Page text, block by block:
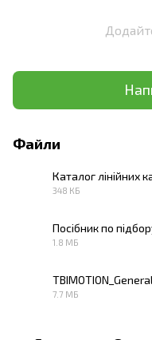
Файли
Каталог лінійних
348 КБ
Посібник по
1.8 МБ
7.7 МБ